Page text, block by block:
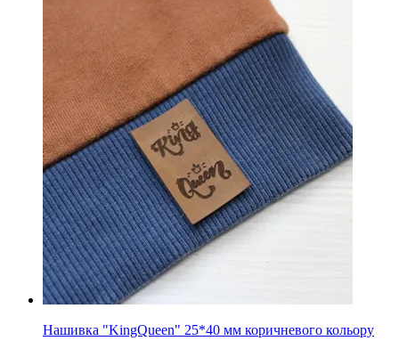
Нашивка "KingQueen" 25*40 мм коричневого кольору